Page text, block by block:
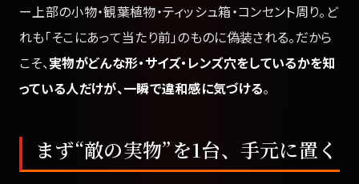
ー上部の小物・観葉植物・ティッシュ箱・コンセント周り。ど
れも「そこにあって当たり前」のものに偽装される。だから
こそ、実物がどんな形・サイズ・レンズ穴をしているかを知
っている人だけが、一瞬で違和感に気づける。
まず“敵の実物”を1台、手元に置く